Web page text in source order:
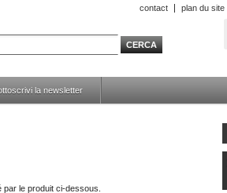
contact plan du site
la newsletter
le produit ci-dessous.